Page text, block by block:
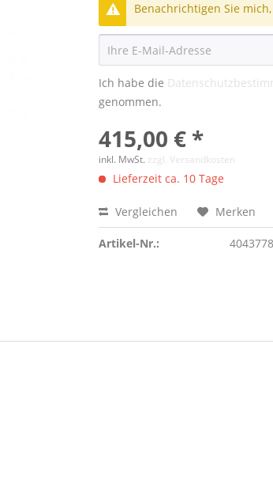
Benachrichtigen Sie
Ich habe die
genommen.
415,00 € *
inkl. MwSt. zzgl. Versandkosten
Lieferzeit ca. 10 Tage
Vergleichen Merken
Artikel-Nr.: